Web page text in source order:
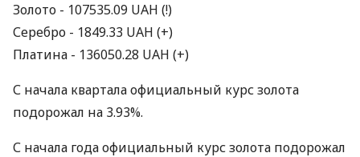
Золото - 107535.09 UAH (!)
Серебро - 1849.33 UAH (+)
Платина - 136050.28 UAH (+)
С начала квартала официальный курс золота
подорожал на 3.93%.
С начала года официальный курс золота подорожал